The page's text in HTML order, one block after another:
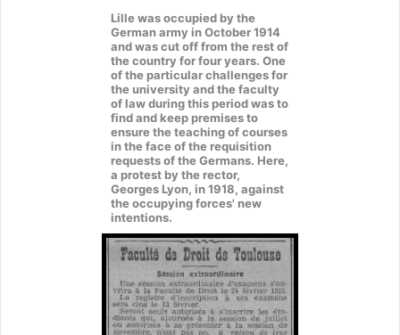
Lille was occupied by the
German army in October 1914
and was cut off from the rest of
the country for four years. One
of the particular challenges for
the university and the faculty
of law during this period was to
find and keep premises to
ensure the teaching of courses
in the face of the requisition
requests of the Germans. Here,
a protest by the rector,
Georges Lyon, in 1918, against
the occupying forces' new
intentions.